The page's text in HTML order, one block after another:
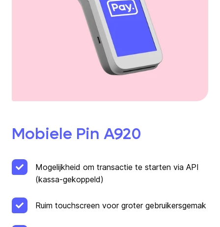
Mobiele Pin A920
Mogelijkheid om transactie te starten via API
(kassa-gekoppeld)
Ruim touchscreen voor groter gebruikersgemak